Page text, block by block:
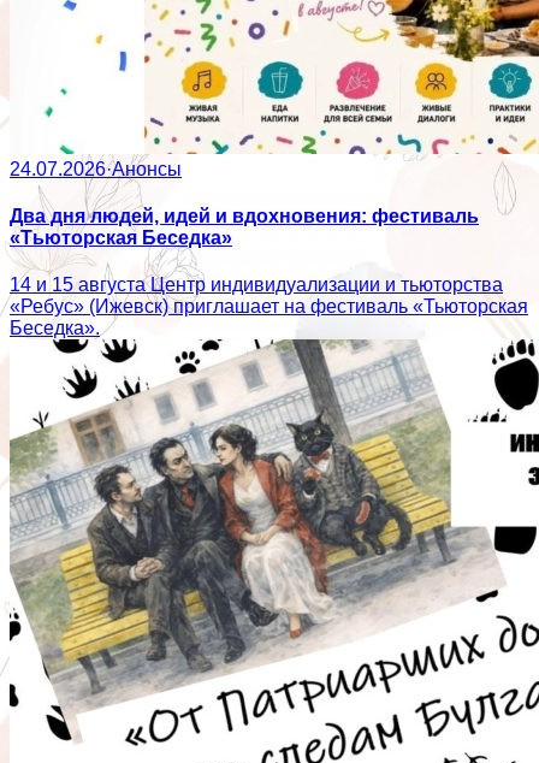
24.07.2026·Анонсы
Два дня людей, идей и вдохновения: фестиваль
«Тьюторская Беседка»
14 и 15 августа Центр индивидуализации и тьюторства
«Ребус» (Ижевск) приглашает на фестиваль «Тьюторская
Беседка».